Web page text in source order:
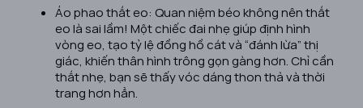
Áo phao thắt eo: Quan niệm béo không nên thắt
eo là sai lầm! Một chiếc đai nhẹ giúp định hình
vòng eo, tạo tỷ lệ đồng hồ cát và “đánh lừa” thị
giác, khiến thân hình trông gọn gàng hơn. Chỉ cần
thắt nhẹ, bạn sẽ thấy vóc dáng thon thả và thời
trang hơn hẳn.